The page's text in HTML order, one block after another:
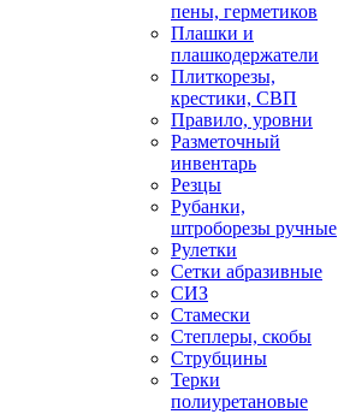
пены, герметиков
Плашки и
плашкодержатели
Плиткорезы,
крестики, СВП
Правило, уровни
Разметочный
инвентарь
Резцы
Рубанки,
штроборезы ручные
Рулетки
Сетки абразивные
СИЗ
Стамески
Степлеры, скобы
Струбцины
Терки
полиуретановые